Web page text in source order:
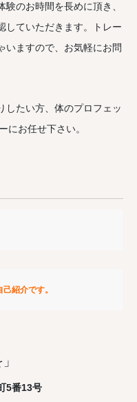
のお時間を長めに頂き、
していただきます。トレー
いますので、お気軽にお問
したい方、体のプロフェッ
にお任せ下さい。
紹介です。
5番13号